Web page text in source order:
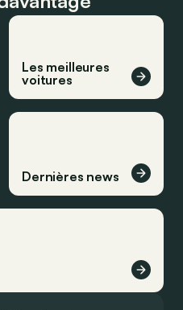
Les meilleures
voitures
Dernières news